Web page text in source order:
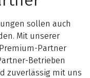
sollen auch
Mit unserer
Partner
Betrieben
zuverlässig mit uns